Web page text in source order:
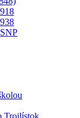
Trojlístok